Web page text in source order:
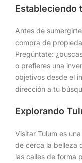
Estableciendo
Antes de
compra de
Pregúntate:
o prefieres una
objetivos desde el
dirección a tu
Explorando
Visitar Tulum es
de cerca la belleza
las calles de forma